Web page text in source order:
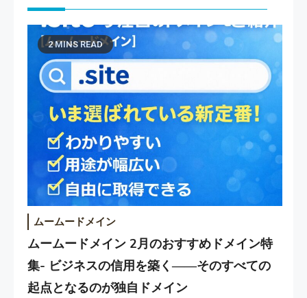
2 MINS READ
ムームードメイン
ムームードメイン 2月のおすすめドメイン特
集- ビジネスの信用を築く――そのすべての
起点となるのが独自ドメイン